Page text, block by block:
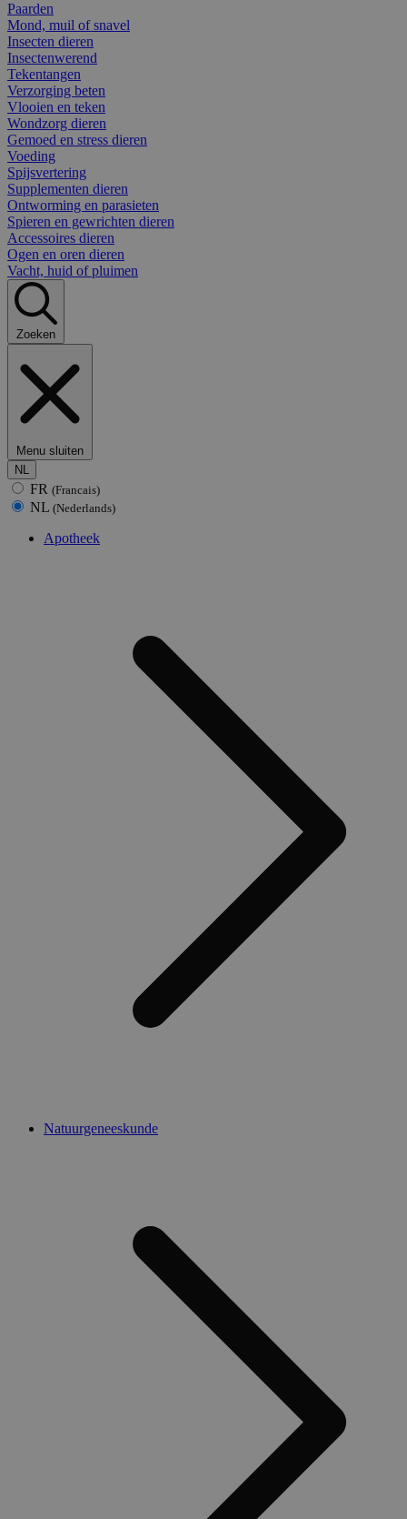
Paarden
Mond, muil of snavel
Insecten dieren
Insectenwerend
Tekentangen
Verzorging beten
Vlooien en teken
Wondzorg dieren
Gemoed en stress dieren
Voeding
Spijsvertering
Supplementen dieren
Ontworming en parasieten
Spieren en gewrichten dieren
Accessoires dieren
Ogen en oren dieren
Vacht, huid of pluimen
Zoeken
Menu sluiten
NL
FR (Francais)
NL (Nederlands)
Apotheek
Natuurgeneeskunde